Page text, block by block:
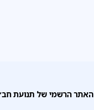
האתר הרשמי של תנועת